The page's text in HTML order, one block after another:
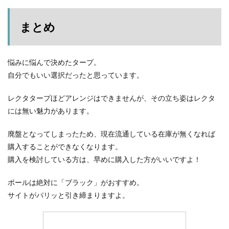
まとめ
悩みに悩んで決めたタープ。
自分でもいい選択だったと思っています。
レクタタープほどアレンジはできませんが、その立ち姿はレクタ
には無い魅力があります。
廃盤となってしまったため、現在流通している在庫が無くなれば
購入することができなくなります。
購入を検討している方は、早めに購入した方がいいですよ！
ポールは絶対に「ブラック」がおすすめ。
サイトがパリッと引き締まりますよ。